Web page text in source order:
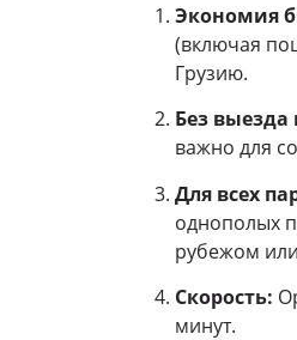
Экономия
(включая
Грузию.
Без выезда
важно для
Для всех
однополых
рубежом
Скорость:
минут.